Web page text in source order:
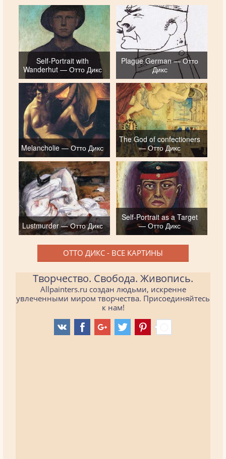
Self-Portrait with
Wanderhut — Отто Дикс
Plague German — Отто
Дикс
Melancholie — Отто Дикс
The God of confectioners
— Отто Дикс
Lustmurder — Отто Дикс
Self-Portrait as a Target
— Отто Дикс
ОТТО ДИКС - ВСЕ КАРТИНЫ
Творчество. Свобода. Живопись.
Allpainters.ru создан людьми, искренне
увлеченными миром творчества. Присоединяйтесь
к нам!